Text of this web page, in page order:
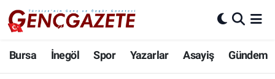
Bursa İnegöl Spor Yazarlar Asayiş Gündem
Bursa
Nöbetçi Eczaneler